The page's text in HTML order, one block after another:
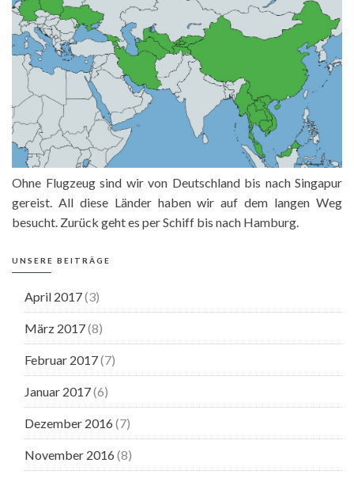
Ohne Flugzeug sind wir von Deutschland bis nach Singapur
gereist. All diese Länder haben wir auf dem langen Weg
besucht. Zurück geht es per Schiff bis nach Hamburg.
UNSERE BEITRÄGE
April 2017(3)
März 2017(8)
Februar 2017(7)
Januar 2017(6)
Dezember 2016 (7)
November 2016 (8)